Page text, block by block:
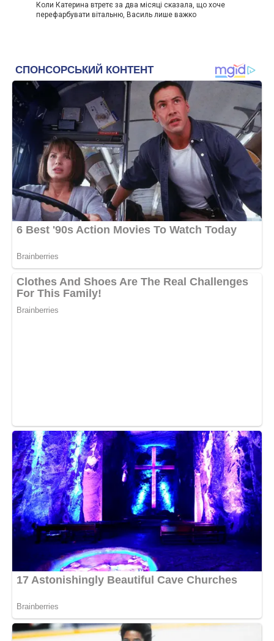
Коли Катерина втретє за два місяці сказала, що хоче
перефарбувати вітальню, Василь лише важко